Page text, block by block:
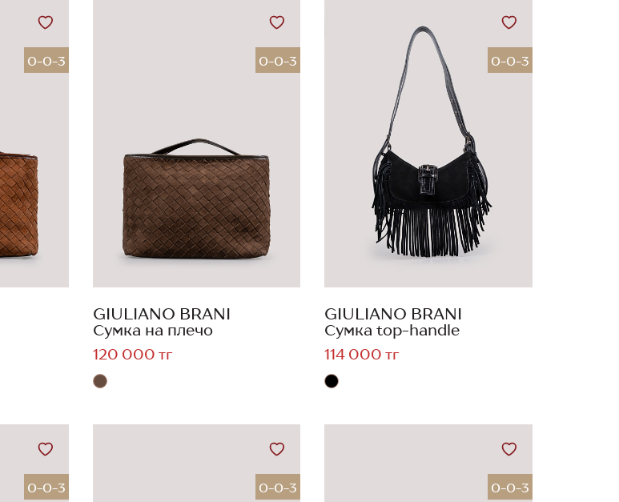
0-0-3 0-0-3
GIULIANO BRANI
Сумка на плечо
120 000 тг
0-0-3
GIULIANO BRANI
Сумка top-handle
114 000 тг
0-0-3 0-0-3 0-0-3